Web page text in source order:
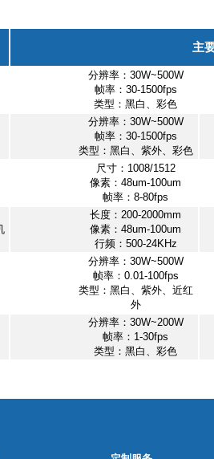
主
分辨率：30W~500W
帧率：30-1500fps
类型：黑白、彩色
分辨率：30W~500W
帧率：30-1500fps
类型：黑白、紫外、彩色
尺寸：1008/1512
像素：48um-100um
帧率：8-80fps
长度：200-2000mm
像素：48um-100um
行频：500-24KHz
分辨率：30W~500W
帧率：0.01-100fps
类型：黑白、紫外、近红
外
分辨率：30W~200W
帧率：1-30fps
类型：黑白、彩色